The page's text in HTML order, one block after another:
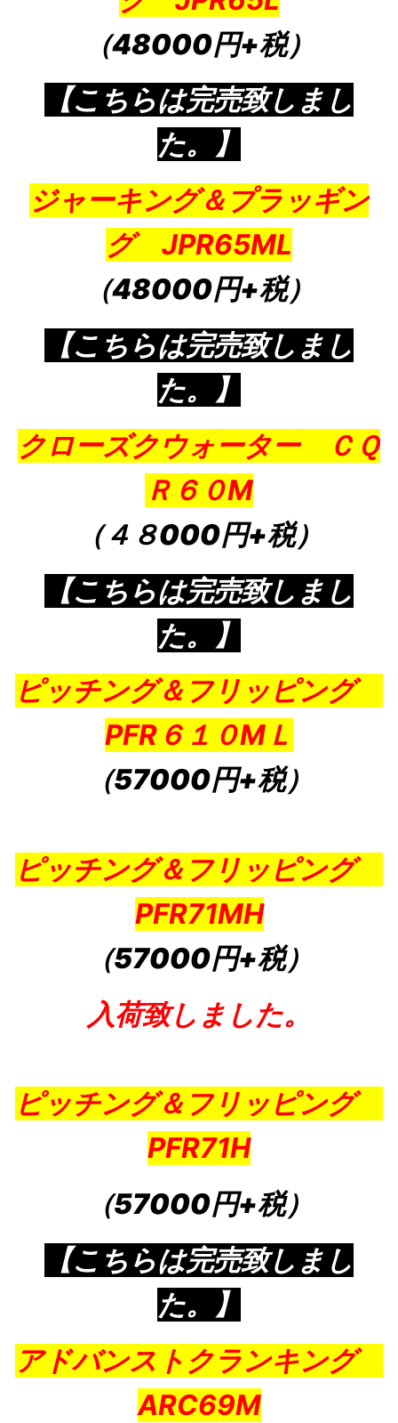
（48000円+税）
【こちらは完売致しまし
た。】
ジャーキング＆プラッギン
グ JPR65ML
（48000円+税）
【こちらは完売致しまし
た。】
クローズクウォーター ＣＱ
Ｒ６０M
（４８000円+税）
【こちらは完売致しまし
た。】
ピッチング＆フリッピング
PFR６１０MＬ
（57000円+税）
ピッチング＆フリッピング
PFR71MH
（57000円+税）
入荷致しました。
ピッチング＆フリッピング
PFR71H
（57000円+税）
【こちらは完売致しまし
た。】
アドバンストクランキング
ARC69M